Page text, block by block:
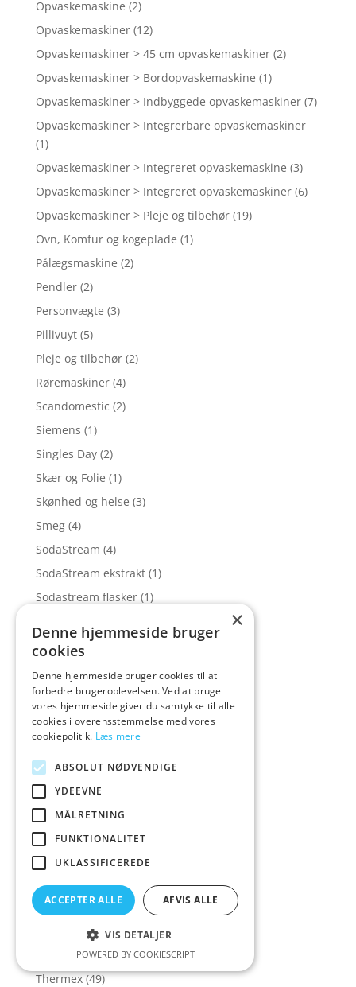
Opvaskemaskine (2)
Opvaskemaskiner (12)
Opvaskemaskiner > 45 cm opvaskemaskiner (2)
Opvaskemaskiner > Bordopvaskemaskine (1)
Opvaskemaskiner > Indbyggede opvaskemaskiner (7)
Opvaskemaskiner > Integrerbare opvaskemaskiner
(1)
Opvaskemaskiner > Integreret opvaskemaskine (3)
Opvaskemaskiner > Integreret opvaskemaskiner (6)
Opvaskemaskiner > Pleje og tilbehør (19)
Ovn, Komfur og kogeplade (1)
Pålægsmaskine (2)
Pendler (2)
Personvægte (3)
Pillivuyt (5)
Pleje og tilbehør (2)
Røremaskiner (4)
Scandomestic (2)
Siemens (1)
Singles Day (2)
Skær og Folie (1)
Skønhed og helse (3)
Smeg (4)
SodaStream (4)
SodaStream ekstrakt (1)
Sodastream flasker (1)
Stangstøvsugere
Stærke tilbud
(1)
Stegepander (17)
Støvsugere (1)
Støvsugerposer (10)
Strygejern (2)
Strygejern og håndsteamere
Tandpleje (1)
Tefal (5)
Termoflaske (5)
Termokander (3)
Termokander og termokrus (12)
Termokrus (7)
Termometer (4)
Thermex (49)
×
Denne hjemmeside bruger
cookies
Denne hjemmeside bruger cookies til at
forbedre brugeroplevelsen. Ved at bruge
vores hjemmeside giver du samtykke til alle
cookies i overensstemmelse med vores
cookiepolitik. Læs mere
ABSOLUT NØDVENDIGE
YDEEVNE
MÅLRETNING
FUNKTIONALITET
UKLASSIFICEREDE
ACCEPTER ALLE AFVIS ALLE
VIS DETALJER
POWERED BY COOKIESCRIPT